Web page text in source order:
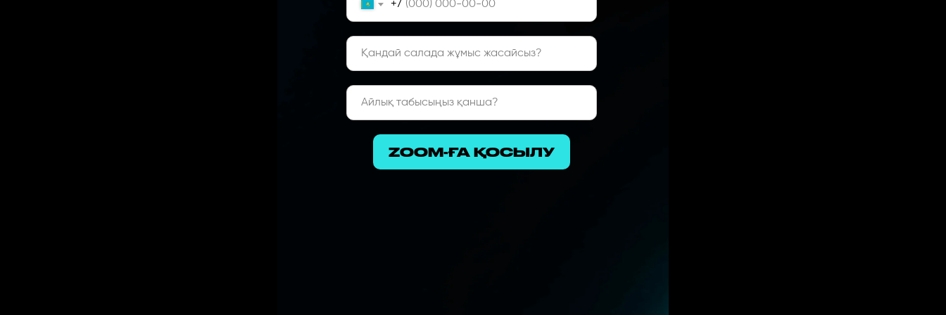
+7
ZOOM-ҒА ҚОСЫЛУ